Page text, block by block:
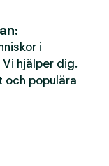
i
Vi hjälper dig.
och populära